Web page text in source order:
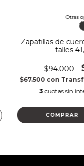
Otras
Zapatillas de
talles
$94.000
$67.500 con
3 cuotas sin
COMPRAR